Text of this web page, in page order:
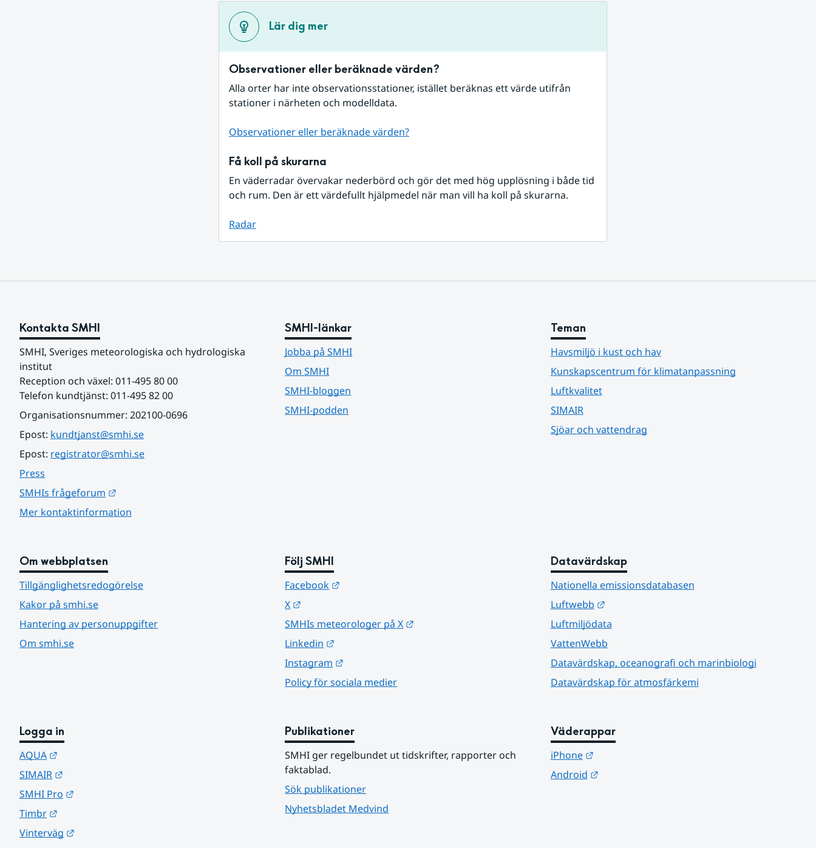
Lär dig mer
Observationer eller beräknade värden?
Alla orter har inte observationsstationer, istället beräknas ett värde utifrån
stationer i närheten och modelldata.
Observationer eller beräknade värden?
Få koll på skurarna
En väderradar övervakar nederbörd och gör det med hög upplösning i både tid
och rum. Den är ett värdefullt hjälpmedel när man vill ha koll på skurarna.
Radar
Kontakta SMHI
SMHI, Sveriges meteorologiska och hydrologiska
institut
Reception och växel: 011-495 80 00
Telefon kundtjänst: 011-495 82 00
Organisationsnummer: 202100-0696
Epost: kundtjanst@smhi.se
Epost: registrator@smhi.se
Press
SMHIs frågeforum
Mer kontaktinformation
SMHI-länkar
Jobba på SMHI
Om SMHI
SMHI-bloggen
SMHI-podden
Teman
Havsmiljö i kust och hav
Kunskapscentrum för klimatanpassning
Luftkvalitet
SIMAIR
Sjöar och vattendrag
Om webbplatsen
Tillgänglighetsredogörelse
Kakor på smhi.se
Hantering av personuppgifter
Om smhi.se
Följ SMHI
Facebook
X
SMHIs meteorologer på X
Linkedin
Instagram
Policy för sociala medier
Datavärdskap
Nationella emissionsdatabasen
Luftwebb
Länk till annan webbplats.
Luftmiljödata
VattenWebb
Datavärdskap, oceanografi och marinbiologi
Datavärdskap för atmosfärkemi
Logga in
AQUA
SIMAIR
SMHI Pro
Timbr
Vinterväg
Publikationer
SMHI ger regelbundet ut tidskrifter, rapporter och
faktablad.
Sök publikationer
Nyhetsbladet Medvind
Väderappar
iPhone
Länk till annan webbplats.
Android
Länk till annan webbplats.